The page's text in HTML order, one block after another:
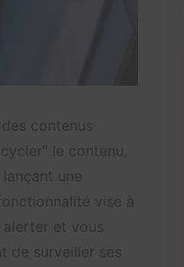
contenus
le contenu,
une
vise à
et vous
de surveiller ses